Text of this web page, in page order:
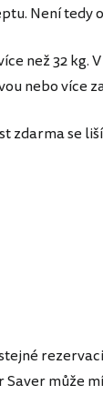
Není tedy
než 32
nebo více
zdarma se
může